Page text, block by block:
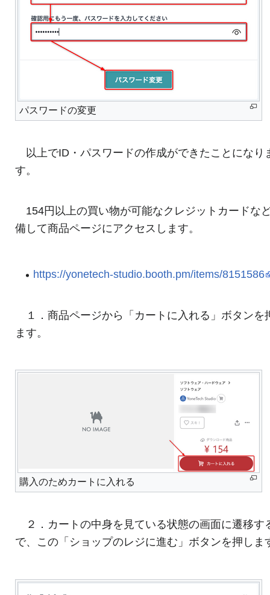
パスワードの変更
以上でID・パスワードの作成ができたことになり
す。
154円以上の買い物が可能なクレジットカードな
備して商品ページにアクセスします。
https://yonetech-studio.booth.pm/items/8151586
１．商品ページから「カートに入れる」ボタンを
ます。
購入のためカートに入れる
２．カートの中身を見ている状態の画面に遷移す
で、この「ショップのレジに進む」ボタンを押しま